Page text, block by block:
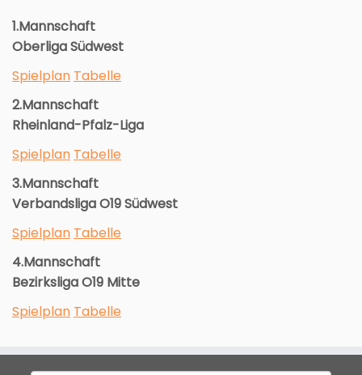
1.Mannschaft
Oberliga Südwest
Spielplan Tabelle
2.Mannschaft
Rheinland-Pfalz-Liga
Spielplan Tabelle
3.Mannschaft
Verbandsliga O19 Südwest
Spielplan Tabelle
4.Mannschaft
Bezirksliga O19 Mitte
Spielplan Tabelle